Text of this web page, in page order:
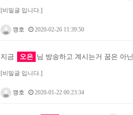
[비밀글 입니다.]
깽호 2020-02-26 11:39:50
지금 오은 님 방송하고 계시는거 꿈은 아
[비밀글 입니다.]
깽호 2020-01-22 00:23:34